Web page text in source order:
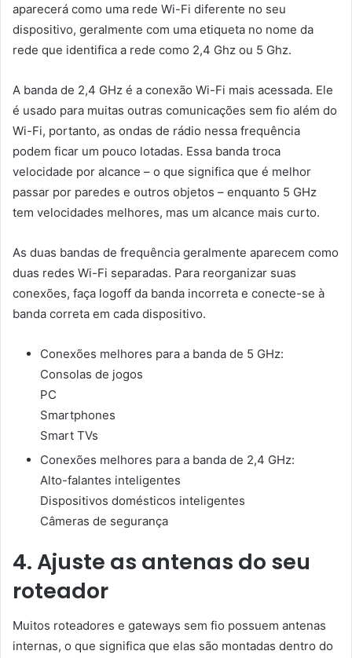
aparecerá como uma rede Wi-Fi diferente no seu
dispositivo, geralmente com uma etiqueta no nome da
rede que identifica a rede como 2,4 Ghz ou 5 Ghz.
A banda de 2,4 GHz é a conexão Wi-Fi mais acessada. Ele
é usado para muitas outras comunicações sem fio além do
Wi-Fi, portanto, as ondas de rádio nessa frequência
podem ficar um pouco lotadas. Essa banda troca
velocidade por alcance – o que significa que é melhor
passar por paredes e outros objetos – enquanto 5 GHz
tem velocidades melhores, mas um alcance mais curto.
As duas bandas de frequência geralmente aparecem como
duas redes Wi-Fi separadas. Para reorganizar suas
conexões, faça logoff da banda incorreta e conecte-se à
banda correta em cada dispositivo.
Conexões melhores para a banda de 5 GHz:
Consolas de jogos
PC
Smartphones
Smart TVs
Conexões melhores para a banda de 2,4 GHz:
Alto-falantes inteligentes
Dispositivos domésticos inteligentes
Câmeras de segurança
4. Ajuste as antenas do seu
roteador
Muitos roteadores e gateways sem fio possuem antenas
internas, o que significa que elas são montadas dentro do